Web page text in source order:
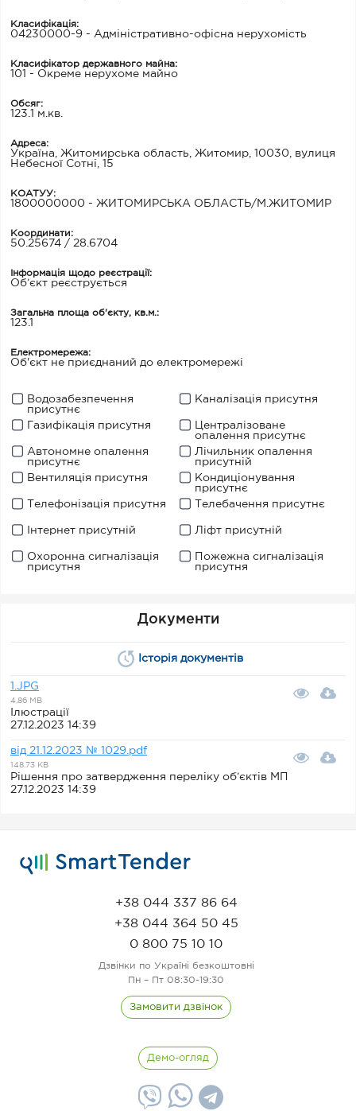
Класифікація:
04230000-9 - Адміністративно-офісна нерухомість
Класифікатор державного майна:
101 - Окреме нерухоме майно
Обсяг:
123.1 м.кв.
Адреса:
Україна, Житомирська область, Житомир, 10030, вулиця
Небесної Сотні, 15
КОАТУУ:
1800000000 - ЖИТОМИРСЬКА ОБЛАСТЬ/М.ЖИТОМИР
Координати:
50.25674 / 28.6704
Інформація щодо реєстрації:
Об’єкт реєструється
Загальна площа об'єкту, кв.м.:
123.1
Електромережа:
Об'єкт не приєднаний до електромережі
Водозабезпечення
присутнє
Каналізація присутня
Газифікація присутня
Централізоване
опалення присутнє
Автономне опалення
присутнє
Лічильник опалення
присутній
Вентиляція присутня
Кондиціонування
присутнє
Телефонізація присутня
Телебачення присутнє
Інтернет присутній Ліфт присутній
Охоронна сигналізація
присутня
Пожежна сигналізація
присутня
Документи
Історія документів
1.JPG
4.86 MB
Ілюстрації
27.12.2023 14:39
від 21.12.2023 № 1029.pdf
148.73 KB
Рішення про затвердження переліку об’єктів МП
27.12.2023 14:39
+38 044 337 86 64
+38 044 364 50 45
0 800 75 10 10
Дзвінки по Україні безкоштовні
Пн – Пт 08:30-19:30
Замовити дзвінок
Демо-огляд